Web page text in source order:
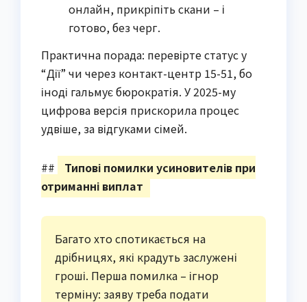
онлайн, прикріпіть скани – і
готово, без черг.
Практична порада: перевірте статус у
“Дії” чи через контакт-центр 15-51, бо
іноді гальмує бюрократія. У 2025-му
цифрова версія прискорила процес
удвіше, за відгуками сімей.
##
Типові помилки усиновителів при
отриманні виплат
Багато хто спотикається на
дрібницях, які крадуть заслужені
гроші. Перша помилка – ігнор
терміну: заяву треба подати